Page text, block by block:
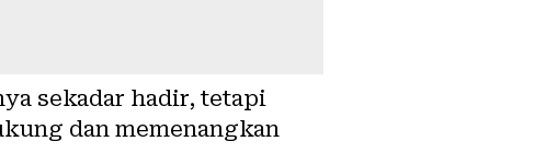
sekadar hadir, tetapi
dan memenangkan